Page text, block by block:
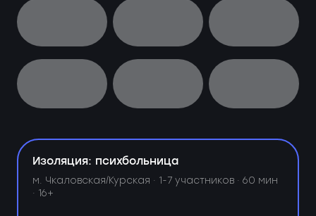
Изоляция: психбольница
м. Чкаловская/Курская · 1-7 участников · 60 мин
· 16+